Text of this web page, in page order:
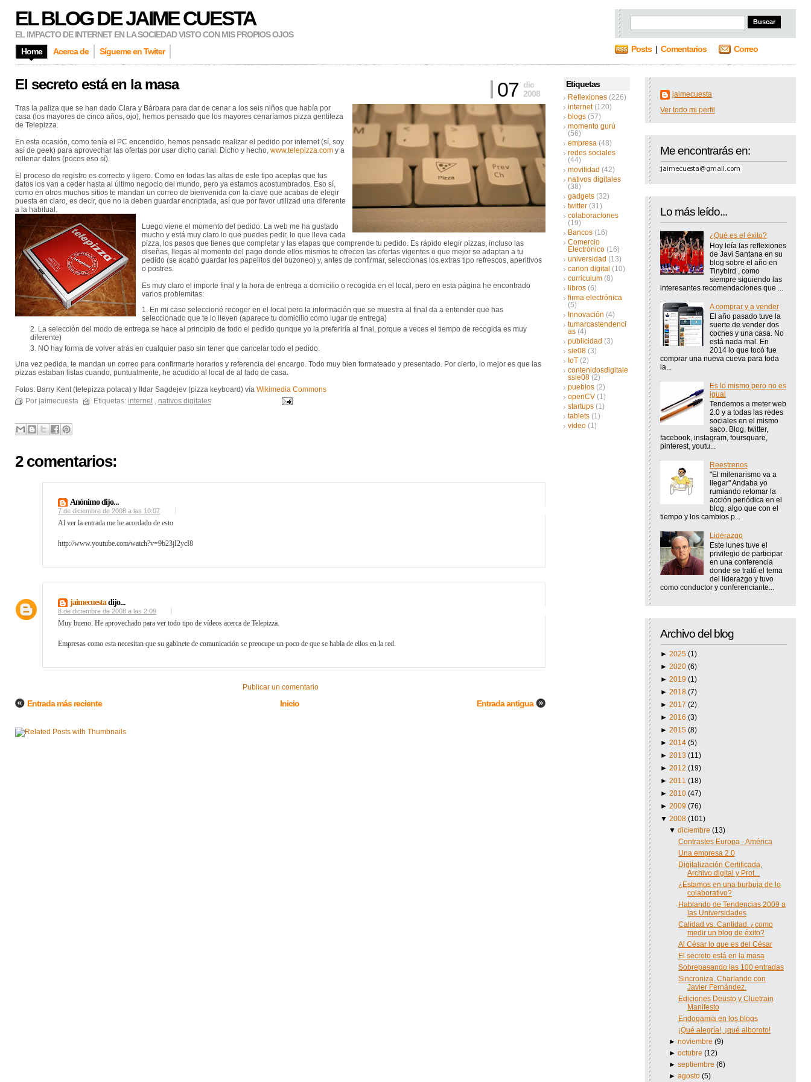
EL BLOG DE JAIME CUESTA
EL IMPACTO DE INTERNET EN LA SOCIEDAD VISTO CON MIS PROPIOS OJOS
Home
Acerca de Sígueme en Twiter Posts| Comentarios Correo
Etiquetas
Reflexiones (226)
internet (120)
blogs (57)
momento gurú
(56)
empresa (48)
redes sociales
(44)
movilidad (42)
nativos digitales
(38)
gadgets (32)
twitter (31)
colaboraciones
(19)
Bancos (16)
Comercio
Electrónico (16)
universidad (13)
canon digital (10)
curriculum (8)
libros (6)
firma electrónica
(5)
Innovación (4)
tumarcastendenci
as (4)
publicidad (3)
sie08 (3)
IoT (2)
contenidosdigitale
ssie08 (2)
pueblos (2)
openCV (1)
startups (1)
tablets (1)
video (1)
jaimecuesta
Ver todo mi perfil
Me encontrarás en:
Lo más leído...
¿Qué es el éxito?
Hoy leía las reflexiones
de Javi Santana en su
blog sobre el año en
Tinybird , como
siempre siguiendo las
interesantes recomendaciones que ...
A comprar y a vender
El año pasado tuve la
suerte de vender dos
coches y una casa. No
está nada mal. En
2014 lo que tocó fue
comprar una nueva cueva para toda
la...
Es lo mismo pero no es
igual
Tendemos a meter web
2.0 y a todas las redes
sociales en el mismo
saco. Blog, twitter,
facebook, instagram, foursquare,
pinterest, youtu...
Reestrenos
"El milenarismo va a
llegar" Andaba yo
rumiando retomar la
acción periódica en el
blog, algo que con el
tiempo y los cambios p...
Liderazgo
Este lunes tuve el
privilegio de participar
en una conferencia
donde se trató el tema
del liderazgo y tuvo
como conductor y conferenciante...
Archivo del blog
► 2025 (1)
► 2020 (6)
► 2019 (1)
► 2018 (7)
► 2017 (2)
► 2016 (3)
► 2015 (8)
► 2014 (5)
► 2013 (11)
► 2012 (19)
► 2011 (18)
► 2010 (47)
► 2009 (76)
▼ 2008 (101)
▼diciembre(13)
Contrastes Europa - América
Una empresa 2.0
Digitalización Certificada,
Archivo digital y Prot...
¿Estamos en una burbuja de lo
colaborativo?
Hablando de Tendencias 2009 a
las Universidades
Calidad vs. Cantidad. ¿como
medir un blog de éxito?
Al César lo que es del César
El secreto está en la masa
Sobrepasando las 100 entradas
Sincroniza. Charlando con
Javier Fernández.
Ediciones Deusto y Cluetrain
Manifesto
Endogamia en los blogs
¡Qué alegría!, ¡qué alboroto!
►noviembre(9)
►octubre(12)
►septiembre(6)
►agosto(5)
El secreto está en la masa 07 dic
2008
Tras la paliza que se han dado Clara y Bárbara para dar de cenar a los seis niños que había por
casa (los mayores de cinco años, ojo), hemos pensado que los mayores cenaríamos pizza gentileza
de Telepizza.
En esta ocasión, como tenía el PC encendido, hemos pensado realizar el pedido por internet (sí, soy
así de geek) para aprovechar las ofertas por usar dicho canal. Dicho y hecho, www.telepizza.com y a
rellenar datos (pocos eso sí).
El proceso de registro es correcto y ligero. Como en todas las altas de este tipo aceptas que tus
datos los van a ceder hasta al último negocio del mundo, pero ya estamos acostumbrados. Eso sí,
como en otros muchos sitios te mandan un correo de bienvenida con la clave que acabas de elegir
puesta en claro, es decir, que no la deben guardar encriptada, así que por favor utilizad una diferente
a la habitual.
Luego viene el momento del pedido. La web me ha gustado
mucho y está muy claro lo que puedes pedir, lo que lleva cada
pizza, los pasos que tienes que completar y las etapas que comprende tu pedido. Es rápido elegir pizzas, incluso las
diseñas, llegas al momento del pago donde ellos mismos te ofrecen las ofertas vigentes o que mejor se adaptan a tu
pedido (se acabó guardar los papelitos del buzoneo) y, antes de confirmar, seleccionas los extras tipo refrescos, aperitivos
o postres.
Es muy claro el importe final y la hora de entrega a domicilio o recogida en el local, pero en esta página he encontrado
varios problemitas:
En mi caso seleccioné recoger en el local pero la información que se muestra al final da a entender que has
seleccionado que te lo lleven (aparece tu domicilio como lugar de entrega)
La selección del modo de entrega se hace al principio de todo el pedido qunque yo la preferiría al final, porque a veces el tiempo de recogida es muy
diferente)
NO hay forma de volver atrás en cualquier paso sin tener que cancelar todo el pedido.
Una vez pedida, te mandan un correo para confirmarte horarios y referencia del encargo. Todo muy bien formateado y presentado. Por cierto, lo mejor es que las
pizzas estaban listas cuando, puntualmente, he acudido al local de al lado de casa.
Fotos: Barry Kent (telepizza polaca) y Ildar Sagdejev (pizza keyboard) vía Wikimedia Commons
Por jaimecuesta
Etiquetas: internet , nativos digitales
2 comentarios:
Anónimo dijo...
7 de diciembre de 2008 a las 10:07
Al ver la entrada me he acordado de esto
http://www.youtube.com/watch?v=9b23jI2ycI8
jaimecuestadijo...
8 de diciembre de 2008 a las 2:09
Muy bueno. He aprovechado para ver todo tipo de vídeos acerca de Telepizza.
Empresas como esta necesitan que su gabinete de comunicación se preocupe un poco de que se habla de ellos en la red.
Publicar un comentario
Entrada más reciente Entrada antigua
Inicio